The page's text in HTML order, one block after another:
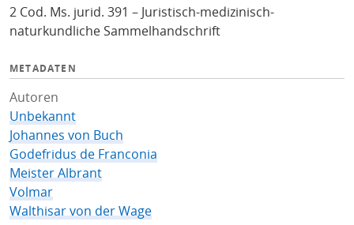
f
o
2 Cod. Ms. jurid. 391 – Juristisch-medizinisch-
naturkundliche Sammelhandschrift
METADATEN
Autoren
Unbekannt
Johannes von Buch
Godefridus de Franconia
Meister Albrant
Volmar
Walthisar von der Wage